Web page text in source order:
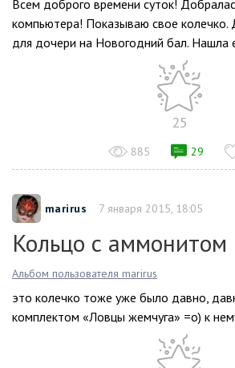
Всем доброго времени суток!
компьютера! Показываю свое колечко.
для дочери на Новогодний бал. Нашла
25
885 29
marirus 7 января 2015, 18:05
Кольцо с аммонитом
Альбом пользователя marirus
это колечко тоже уже было давно,
комплектом «Ловцы жемчуга» =о) к